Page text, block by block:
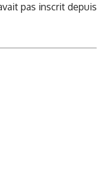
pas inscrit depuis